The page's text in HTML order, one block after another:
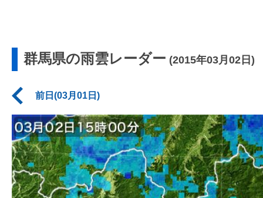
群馬県の雨雲レーダー (2015年03月02日)
前日(03月01日)